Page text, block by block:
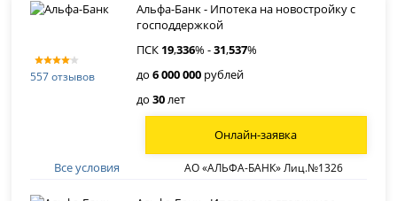
557 отзывов
Альфа-Банк - Ипотека на новостройку с
господдержкой
ПСК 19,336% -31,537%
до6 000 000 рублей
до30лет
Все условия АО «АЛЬФА-БАНК» Лиц.№1326
Онлайн-заявка